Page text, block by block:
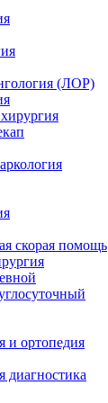
(ЛОР)
скорая помощь
и ортопедия
диагностика